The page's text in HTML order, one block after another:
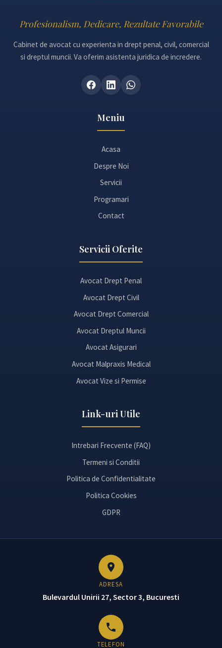
Profesionalism, Dedicare, Rezultate Favorabile
Cabinet de avocat cu experienta in drept penal, civil, comercial
si dreptul muncii. Va oferim asistenta juridica de incredere.
Meniu
Acasa
Despre Noi
Servicii
Programari
Contact
Servicii Oferite
Avocat Drept Penal
Avocat Drept Civil
Avocat Drept Comercial
Avocat Dreptul Muncii
Avocat Asigurari
Avocat Malpraxis Medical
Avocat Vize si Permise
Link-uri Utile
Intrebari Frecvente (FAQ)
Termeni si Conditii
Politica de Confidentialitate
Politica Cookies
GDPR
ADRESA
Bulevardul Unirii 27, Sector 3, Bucuresti
TELEFON